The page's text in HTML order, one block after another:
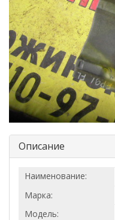
Описание
Наименование:
Марка:
Модель: